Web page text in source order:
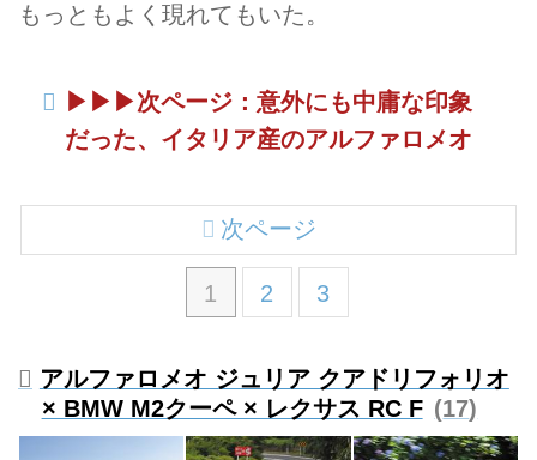
もっともよく現れてもいた。
▶︎▶︎▶︎次ページ：意外にも中庸な印象
だった、イタリア産のアルファロメオ
1 2 3
次ページ
アルファロメオ ジュリア クアドリフォリオ
× BMW M2クーペ × レクサス RC F
17